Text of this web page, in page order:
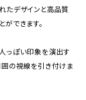
たデザインと高品質
ができます。
っぽい印象を演出す
囲の視線を引き付けま